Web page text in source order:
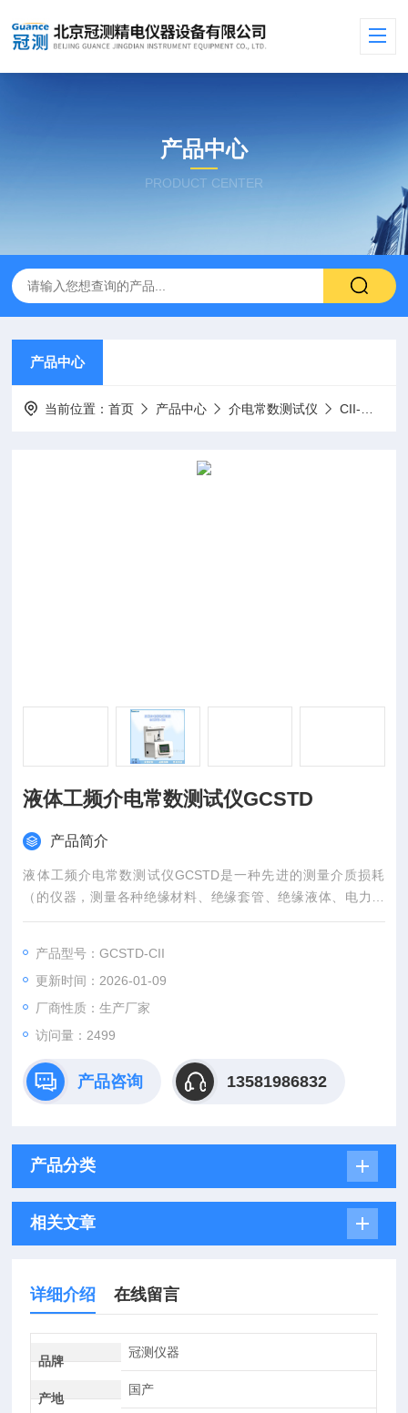
产品中心
PRODUCT CENTER
产品中心
当前位置：首页 产品中心 介电常数测试仪 CII-工频介电常数测试仪
液体工频介电常数测试仪GCSTD
产品简介
液体工频介电常数测试仪GCSTD是一种先进的测量介质损耗
（的仪器，测量各种绝缘材料、绝缘套管、绝缘液体、电力电
缆、电容器、互感器、变压器等高压设备的介质损耗。具有操作
力强， 测试时间短等优点。GCSTD
产品型号：GCSTD-CII
更新时间：2026-01-09
厂商性质：生产厂家
访问量：2499
产品咨询 13581986832
产品分类
相关文章
详细介绍 在线留言
品牌
冠测仪器
产地
国产